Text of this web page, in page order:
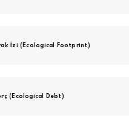
İzi (Ecological Footprint)
(Ecological Debt)